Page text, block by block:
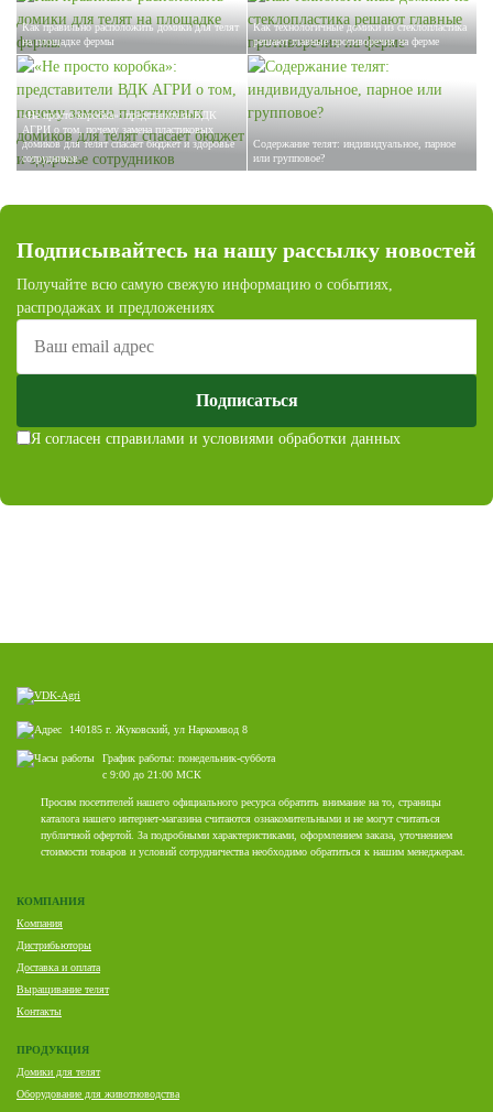
Как правильно расположить домики для телят
на площадке фермы
Как технологичные домики из стеклопластика
решают главные противоречия на ферме
«Не просто коробка»: представители ВДК
АГРИ о том, почему замена пластиковых
домиков для телят спасает бюджет и здоровье
сотрудников
Содержание телят: индивидуальное, парное
или групповое?
Подписывайтесь на нашу рассылку новостей
Получайте всю самую свежую информацию о событиях,
распродажах и предложениях
Подписаться
Я согласен справилами и условиями обработки данных
140185 г. Жуковский, ул Наркомвод 8
График работы: понедельник-суббота
с 9:00 до 21:00 МСК
Просим посетителей нашего официального ресурса обратить внимание на то, страницы
каталога нашего интернет-магазина считаются ознакомительными и не могут считаться
публичной офертой. За подробными характеристиками, оформлением заказа, уточнением
стоимости товаров и условий сотрудничества необходимо обратиться к нашим менеджерам.
КОМПАНИЯ
Компания
Дистрибьюторы
Доставка и оплата
Выращивание телят
Контакты
ПРОДУКЦИЯ
Домики для телят
Оборудование для животноводства